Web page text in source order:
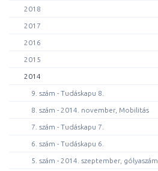
2018
2017
2016
2015
2014
9. szám - Tudáskapu 8.
8. szám - 2014. november, Mobilitás
7. szám - Tudáskapu 7.
6. szám - Tudáskapu 6.
5. szám - 2014. szeptember, gólyaszám